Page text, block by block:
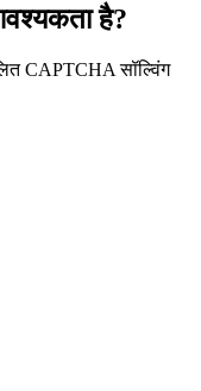
है?
CAPTCHA सॉल्विंग